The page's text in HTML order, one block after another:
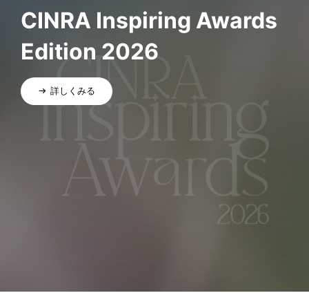
CINRA Inspiring Awards
Edition 2026
詳しくみる